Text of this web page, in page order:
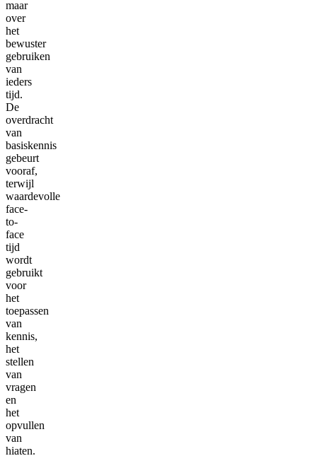
maar
over
het
bewuster
gebruiken
van
ieders
tijd.
De
overdracht
van
basiskennis
gebeurt
vooraf,
terwijl
waardevolle
face-
to-
face
tijd
wordt
gebruikt
voor
het
toepassen
van
kennis,
het
stellen
van
vragen
en
het
opvullen
van
hiaten.